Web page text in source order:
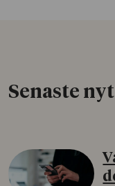
Senaste